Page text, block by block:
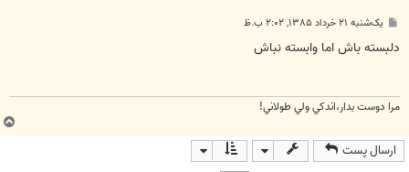
پ
ت
یک‌شنبه ۲۱ خرداد ۱۳۸۵, ۲:۰۲ ب.ظ
دلبسته باش اما وابسته نباش
مرا دوست بدار،اندكي ولي طولاني!
ب
ا
ارسال پست